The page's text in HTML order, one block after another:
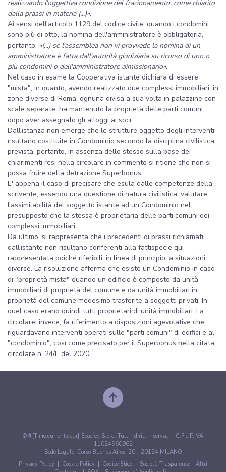
realizzando l'oggettiva condizione del frazionamento, come chiarito
dalla prassi in materia (...)».
Ai sensi dell'articolo 1129 del codice civile, quando i condomini
sono più di otto, la nomina dell'amministratore è obbligatoria,
pertanto, «(...) se l'assemblea non vi provvede la nomina di un
amministratore è fatta dall'autorità giudiziaria su ricorso di uno o
più condomini o dell'amministratore dimissionario».
Nel caso in esame la Cooperativa istante dichiara di essere
"mista", in quanto, avendo realizzato due complessi immobiliari, in
zone diverse di Roma, ognuna divisa a sua volta in palazzine con
scale separate, ha mantenuto la proprietà delle parti comuni
dopo aver assegnato gli alloggi ai soci.
Dall'istanza non emerge che le strutture oggetto degli interventi
risultano costituite in Condominio secondo la disciplina civilistica
prevista, pertanto, in assenza dello stesso sulla base dei
chiarimenti resi nella circolare in commento si ritiene che non si
possa fruire della detrazione Superbonus.
E' appena il caso di precisare che esula dalle competenze della
scrivente, essendo una questione di natura civilistica, valutare
l'assimilabilità del soggetto istante ad un Condominio nel
presupposto che la stessa è proprietaria delle parti comuni dei
complessi immobiliari.
Da ultimo, si rappresenta che i precedenti di prassi richiamati
dall'istante non risultano conferenti alla fattispecie qui
rappresentata poiché riferibili, in linea di principio, a situazioni
diverse. La risoluzione afferma che esiste un Condominio in caso
di "proprietà mista" quando un edificio è composto da unità
immobiliari di proprietà del comune e da unità immobiliari in
proprietà del comune medesimo trasferite a soggetti privati. In
quel caso erano quindi tutti proprietari di unità immobiliari. La
circolare, invece, fa riferimento a disposizioni agevolative che
riguardavano interventi operati sulle "parti comuni" di edifici e al
"condominio", così come precisato per il Superbonus nella citata
circolare n. 24/E del 2020.
© #{Time.current.year} Ecocred S.p.a. Tutti i diritti riservati - C.F e P.IVA
11024960962
Sede Legale: Corso Buenos Aires, 20 - 20124 MILANO
Privacy Policy
Cookie Policy Codice Etico
Società Trasparente – Altri